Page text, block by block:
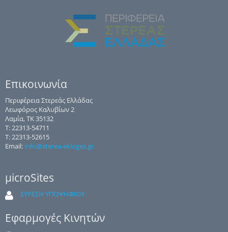
Επικοινωνία
Περιφέρεια Στερεάς Ελλάδας
Λεωφόρος Καλυβίων 2
Λαμία, ΤΚ 35132
Τ: 22313-54711
Τ: 22313-52615
Email: info@sterea-ekloges.gr
μicroSites
ΕΥΡΕΣΗ ΥΠΟΨΗΦΙΟΥ
Εφαρμογές Κινητών